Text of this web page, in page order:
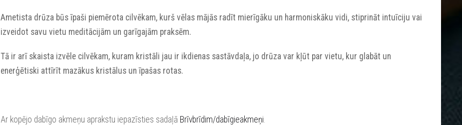
Ametista drūza būs īpaši piemērota cilvēkam, kurš vēlas mājās radīt mierīgāku un harmoniskāku vidi, stiprināt intuīciju vai
izveidot savu vietu meditācijām un garīgajām praksēm.
Tā ir arī skaista izvēle cilvēkam, kuram kristāli jau ir ikdienas sastāvdaļa, jo drūza var kļūt par vietu, kur glabāt un
enerģētiski attīrīt mazākus kristālus un īpašas rotas.
Ar kopējo dabīgo akmeņu aprakstu iepazīsties sadaļā Brīvbrīdim/dabīgieakmeņi